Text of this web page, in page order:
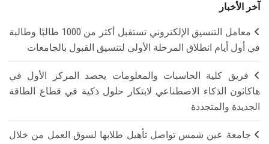
آخر الأخبار
معامل التنسيق الإلكتروني تستقبل أكثر من 1000 طالبًا وطالبة
في أول أيام انطلاق المرحلة الأولى لتنسيق القبول بالجامعات
فريق كلية الحاسبات والمعلومات يحصد المركز الأول في
هاكاثون الذكاء الاصطناعي لابتكار حلول ذكية في قطاع الطاقة
الجديدة والمتجددة
جامعة عين شمس تواصل تأهيل طلابها لسوق العمل من خلال